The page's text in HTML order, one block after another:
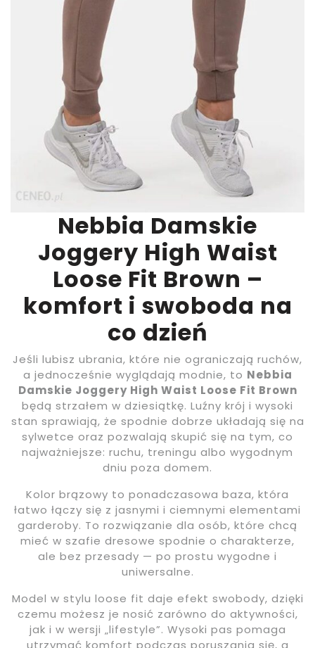
Nebbia Damskie
Joggery High Waist
Loose Fit Brown –
komfort i swoboda na
co dzień
Jeśli lubisz ubrania, które nie ograniczają ruchów,
a jednocześnie wyglądają modnie, to Nebbia
Damskie Joggery High Waist Loose Fit Brown
będą strzałem w dziesiątkę. Luźny krój i wysoki
stan sprawiają, że spodnie dobrze układają się na
sylwetce oraz pozwalają skupić się na tym, co
najważniejsze: ruchu, treningu albo wygodnym
dniu poza domem.
Kolor brązowy to ponadczasowa baza, która
łatwo łączy się z jasnymi i ciemnymi elementami
garderoby. To rozwiązanie dla osób, które chcą
mieć w szafie dresowe spodnie o charakterze,
ale bez przesady — po prostu wygodne i
uniwersalne.
Model w stylu loose fit daje efekt swobody, dzięki
czemu możesz je nosić zarówno do aktywności,
jak i w wersji „lifestyle”. Wysoki pas pomaga
utrzymać komfort podczas poruszania się, a